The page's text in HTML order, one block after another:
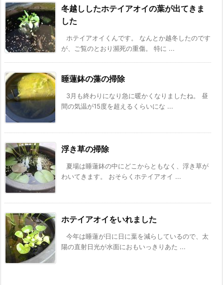
冬越ししたホテイアオイの葉が出てきま
した
ホテイアオイくんです。 なんとか越冬したのです
が、ご覧のとおり瀕死の重傷。 特に ...
睡蓮鉢の藻の掃除
3月も終わりになり急に暖かくなりましたね。 昼
間の気温が15度を超えるくらいにな ...
浮き草の掃除
夏場は睡蓮鉢の中にどこからともなく、浮き草が
わいてきます。 おそらくホテイアオイ ...
ホテイアオイをいれました
今年は睡蓮が日に日に葉を減らしているので、太
陽の直射日光が水面におもいっきりあた ...